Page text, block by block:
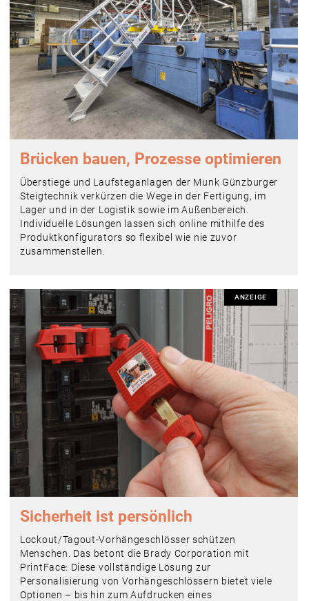
Brücken bauen, Prozesse optimieren
Überstiege und Laufsteganlagen der Munk Günzburger
Steigtechnik verkürzen die Wege in der Fertigung, im
Lager und in der Logistik sowie im Außenbereich.
Individuelle Lösungen lassen sich online mithilfe des
Produktkonfigurators so flexibel wie nie zuvor
zusammenstellen.
ANZEIGE
Sicherheit ist persönlich
Lockout/Tagout-Vorhängeschlösser schützen
Menschen. Das betont die Brady Corporation mit
PrintFace: Diese vollständige Lösung zur
Personalisierung von Vorhängeschlössern bietet viele
Optionen – bis hin zum Aufdrucken eines